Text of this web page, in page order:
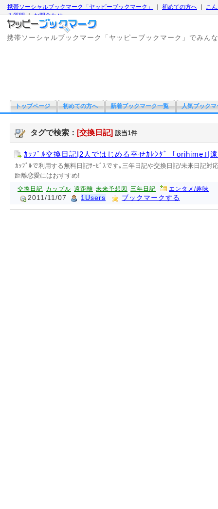
携帯ソーシャルブックマーク「ヤッピーブックマーク」 初めての方へ
こ
る質問｜お問合わせ
携帯ソーシャルブックマーク「ヤッピーブックマーク」でみん
トップページ 初めての方へ 新着ブックマーク一覧 人気ブックマ
タグで検索： [交換日記] 該当1件
ｶｯﾌﾟﾙ交換日記|2人ではじめる幸せｶﾚﾝﾀﾞｰ｢orihime｣|
ｶｯﾌﾟﾙで利用する無料日記ｻｰﾋﾞｽです｡三年日記や交換日記/未来日記対
距離恋愛にはおすすめ!
交換日記 カップル 遠距離 未来予想図 三年日記 エンタメ/趣味
2011/11/07 1Users ブックマークする